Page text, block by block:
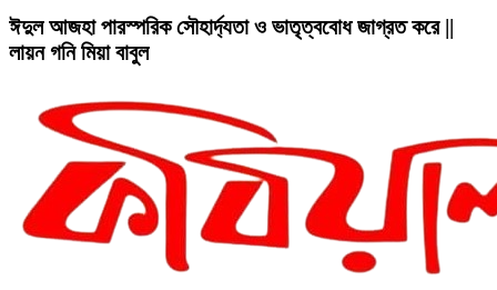
ঈদুল আজহা পারস্পরিক সৌহার্দ্যতা ও ভাতৃত্ববোধ জাগ্রত করে ||
লায়ন গনি মিয়া বাবুল